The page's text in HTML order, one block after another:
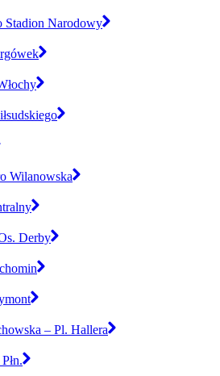
Stadion Narodowy
Wilanowska
Derby
– Pl. Hallera